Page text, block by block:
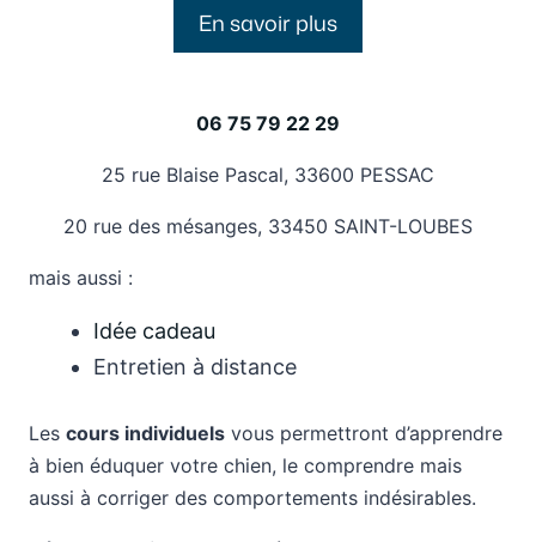
En savoir plus
06 75 79 22 29
25 rue Blaise Pascal, 33600 PESSAC
20 rue des mésanges, 33450 SAINT-LOUBES
mais aussi :
Idée cadeau
Entretien à distance
Les cours individuels vous permettront d’apprendre
à bien éduquer votre chien, le comprendre mais
aussi à corriger des comportements indésirables.